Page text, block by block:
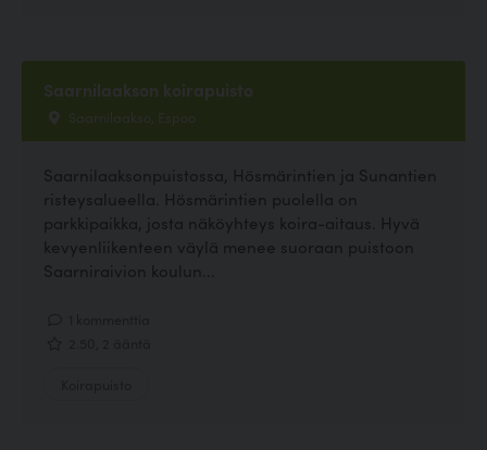
Saarnilaakson koirapuisto
Saarnilaakso, Espoo
Saarnilaaksonpuistossa, Hösmärintien ja Sunantien
risteysalueella. Hösmärintien puolella on
parkkipaikka, josta näköyhteys koira-aitaus. Hyvä
kevyenliikenteen väylä menee suoraan puistoon
Saarniraivion koulun...